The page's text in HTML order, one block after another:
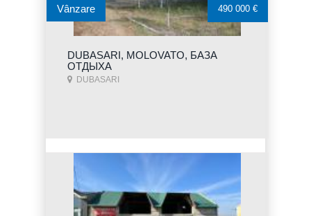
DUBASARI, MOLOVATO, БАЗА
ОТДЫХА
DUBASARI
Vânzare 490 000 €